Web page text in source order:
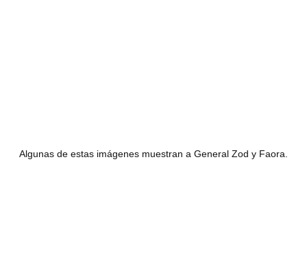
Algunas de estas imágenes muestran a General Zod y Faora.